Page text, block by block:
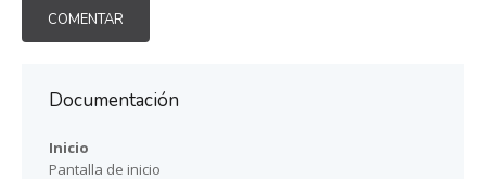
Documentación
Inicio
Pantalla de inicio